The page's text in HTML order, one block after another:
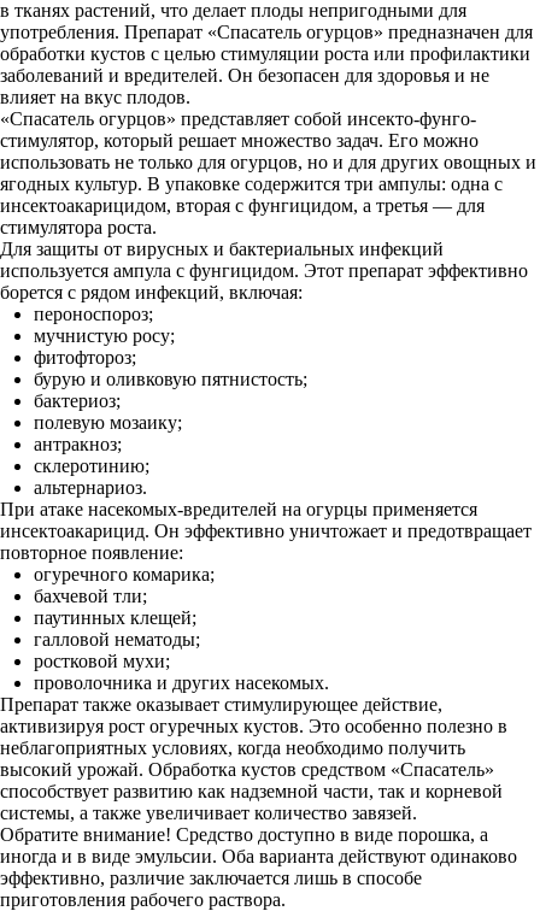
в тканях растений, что делает плоды непригодными для
употребления. Препарат «Спасатель огурцов» предназначен для
обработки кустов с целью стимуляции роста или профилактики
заболеваний и вредителей. Он безопасен для здоровья и не
влияет на вкус плодов.
«Спасатель огурцов» представляет собой инсекто-фунго-
стимулятор, который решает множество задач. Его можно
использовать не только для огурцов, но и для других овощных и
ягодных культур. В упаковке содержится три ампулы: одна с
инсектоакарицидом, вторая с фунгицидом, а третья — для
стимулятора роста.
Для защиты от вирусных и бактериальных инфекций
используется ампула с фунгицидом. Этот препарат эффективно
борется с рядом инфекций, включая:
пероноспороз;
мучнистую росу;
фитофтороз;
бурую и оливковую пятнистость;
бактериоз;
полевую мозаику;
антракноз;
склеротинию;
альтернариоз.
При атаке насекомых-вредителей на огурцы применяется
инсектоакарицид. Он эффективно уничтожает и предотвращает
повторное появление:
огуречного комарика;
бахчевой тли;
паутинных клещей;
галловой нематоды;
ростковой мухи;
проволочника и других насекомых.
Препарат также оказывает стимулирующее действие,
активизируя рост огуречных кустов. Это особенно полезно в
неблагоприятных условиях, когда необходимо получить
высокий урожай. Обработка кустов средством «Спасатель»
способствует развитию как надземной части, так и корневой
системы, а также увеличивает количество завязей.
Обратите внимание! Средство доступно в виде порошка, а
иногда и в виде эмульсии. Оба варианта действуют одинаково
эффективно, различие заключается лишь в способе
приготовления рабочего раствора.